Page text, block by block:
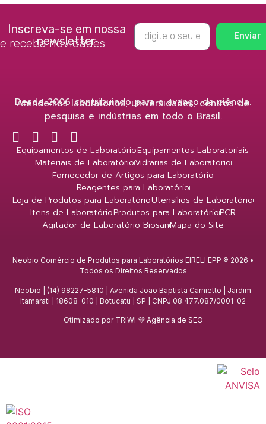
Inscreva-se em nossa
newsletter
e receba novidades
Enviar
Desde 2006 contribuindo para o avanço da ciência.
Atendemos laboratórios, universidades, centros de
pesquisa e indústrias em todo o Brasil.
Equipamentos de LaboratórioEquipamentos Laboratoriais
Materiais de LaboratórioVidrarias de Laboratório
Fornecedor de Artigos para Laboratório
Reagentes para Laboratório
Loja de Produtos para LaboratórioUtensílios de Laboratório
Itens de LaboratórioProdutos para LaboratórioPCR
Agitador de Laboratório BiosanMapa do Site
Neobio Comércio de Produtos para Laboratórios EIRELI EPP ® 2026 •
Todos os Direitos Reservados
Neobio | (14) 98227-5810 | Avenida João Baptista Carnietto | Jardim
Itamarati | 18608-010 | Botucatu | SP | CNPJ 08.477.087/0001-02
Otimizado por TRIWI 💜 Agência de SEO